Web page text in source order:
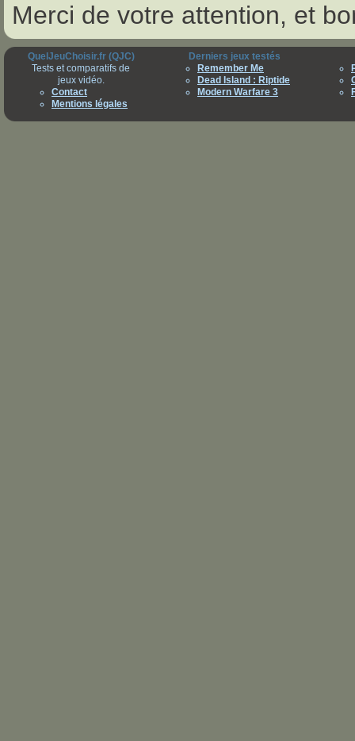
Merci de votre attention, et
QuelJeuChoisir.fr (QJC)
Tests et comparatifs de
jeux vidéo.
Contact
Mentions légales
Derniers jeux testés
Remember Me
Dead Island : Riptide
Modern Warfare 3